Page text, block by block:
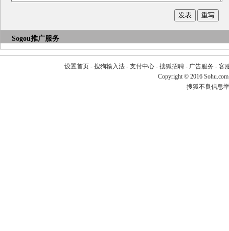
Sogou推广服务
设置首页- 搜狗输入法- 支付中心- 搜狐招聘- 广告服务 - 客
Copyright © 2016
搜狐不良信息